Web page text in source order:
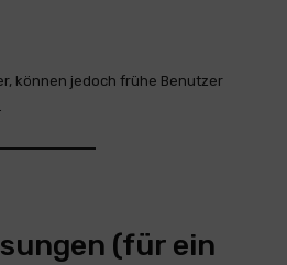
können jedoch frühe Benutzer
(für ein